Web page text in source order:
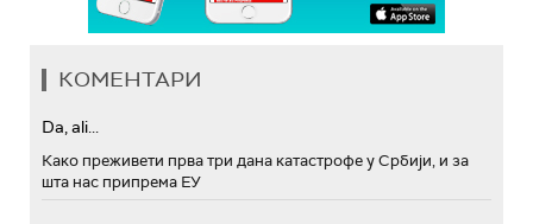
КОМЕНТАРИ
Da, ali...
Како преживети прва три дана катастрофе у Србији, и за
шта нас припрема ЕУ